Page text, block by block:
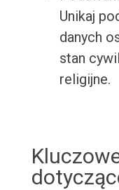
Unikaj
danych
stan
religijne.